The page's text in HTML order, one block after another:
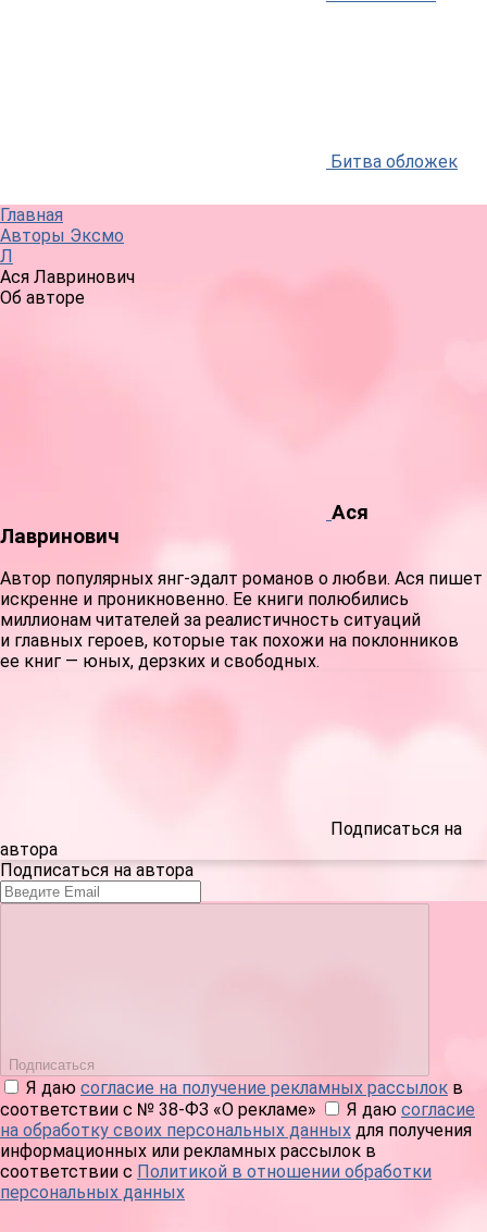
Битва обложек
Главная
Авторы Эксмо
Л
Ася Лавринович
Об авторе
Ася
Лавринович
Автор популярных янг-эдалт романов о любви. Ася пишет
искренне и проникновенно. Ее книги полюбились
миллионам читателей за реалистичность ситуаций
и главных героев, которые так похожи на поклонников
ее книг — юных, дерзких и свободных.
Подписаться на
автора
Подписаться на автора
Подписаться
Я даю согласие на получение рекламных рассылок в
соответствии с № 38-ФЗ «О рекламе»
Я даю согласие
на обработку своих персональных данных для получения
информационных или рекламных рассылок в
соответствии с Политикой в отношении обработки
персональных данных